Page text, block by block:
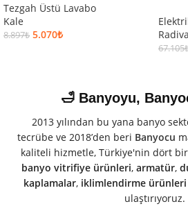
Tezgah Üstü Lavabo
Kale
8.897₺ 5.070₺
Radiva
67.105
🛁 Banyoyu,
2013 yılından bu yana banyo
tecrübe ve 2018’den beri Banyocu
kaliteli hizmetle, Türkiye'nin dört bir
banyo vitrifiye ürünleri, armatür,
kaplamalar, iklimlendirme ürünleri
ulaştırıyoruz.